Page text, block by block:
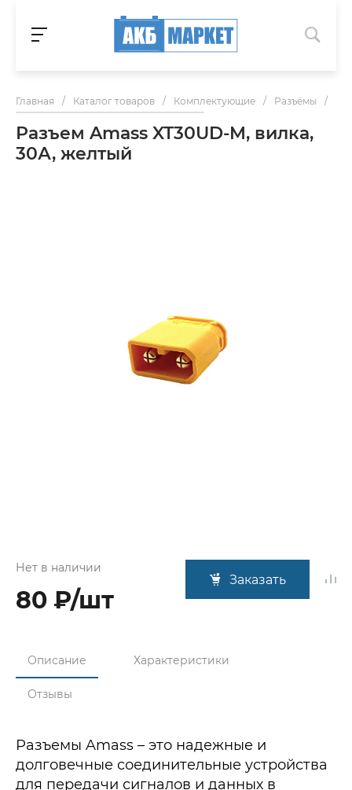
Главная / Каталог товаров / Комплектующие / Разъёмы /
Разъем Amass XT30UD-M, вилка,
30А, желтый
Нет в наличии
80 ₽/шт
Заказать
Описание Характеристики
Отзывы
Разъемы Amass – это надежные и
долговечные соединительные устройства
для передачи сигналов и данных в